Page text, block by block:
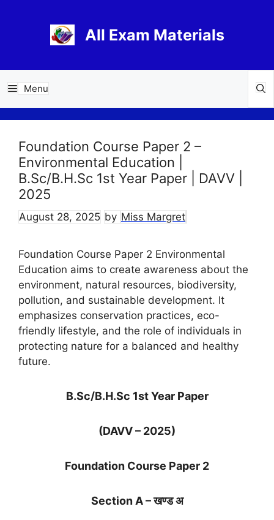
All Exam Materials
Menu
Foundation Course Paper 2 –
Environmental Education |
B.Sc/B.H.Sc 1st Year Paper | DAVV |
2025
August 28, 2025 by Miss Margret
Foundation Course Paper 2 Environmental
Education aims to create awareness about the
environment, natural resources, biodiversity,
pollution, and sustainable development. It
emphasizes conservation practices, eco-
friendly lifestyle, and the role of individuals in
protecting nature for a balanced and healthy
future.
B.Sc/B.H.Sc 1st Year Paper
(DAVV – 2025)
Foundation Course Paper 2
Section A – खण्ड अ